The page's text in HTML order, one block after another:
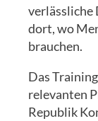
verlässliche
dort, wo
brauchen.
Das
relevanten
Republik